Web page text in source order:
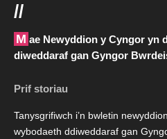
//
Mae Newyddion y Cyngor yn darparu’r holl newyddion
diweddaraf gan Gyngor
Prif storiau
Tanysgrifiwch i’n bwletin
wybodaeth ddiweddaraf gan